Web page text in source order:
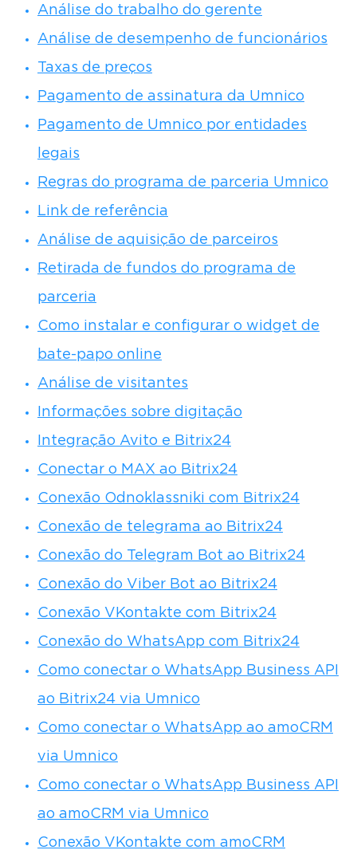
Análise do trabalho do gerente
Análise de desempenho de funcionários
Taxas de preços
Pagamento de assinatura da Umnico
Pagamento de Umnico por entidades
legais
Regras do programa de parceria Umnico
Link de referência
Análise de aquisição de parceiros
Retirada de fundos do programa de
parceria
Como instalar e configurar o widget de
bate-papo online
Análise de visitantes
Informações sobre digitação
Integração Avito e Bitrix24
Conectar o MAX ao Bitrix24
Conexão Odnoklassniki com Bitrix24
Conexão de telegrama ao Bitrix24
Conexão do Telegram Bot ao Bitrix24
Conexão do Viber Bot ao Bitrix24
Conexão VKontakte com Bitrix24
Conexão do WhatsApp com Bitrix24
Como conectar o WhatsApp Business API
ao Bitrix24 via Umnico
Como conectar o WhatsApp ao amoCRM
via Umnico
Como conectar o WhatsApp Business API
ao amoCRM via Umnico
Conexão VKontakte com amoCRM